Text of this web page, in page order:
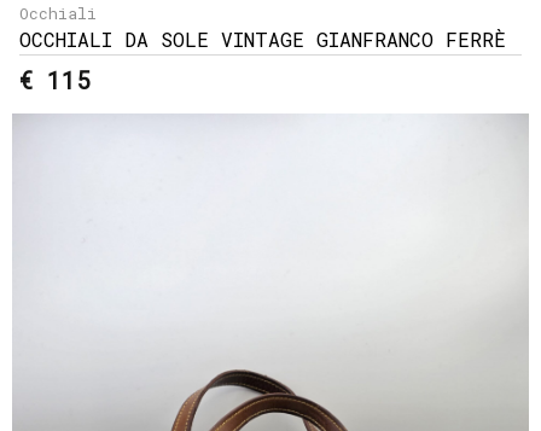
Occhiali
OCCHIALI DA SOLE VINTAGE GIANFRANCO FERRÈ
€ 115